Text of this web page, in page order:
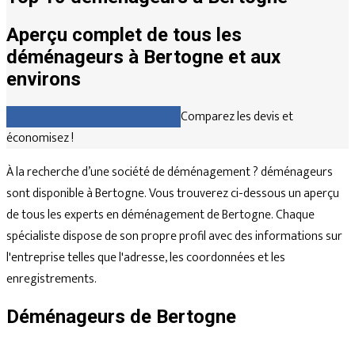
Aperçu complet de tous les
déménageurs à Bertogne et aux
environs
Comparez les devis et
économisez !
À la recherche d’une société de déménagement ? déménageurs
sont disponible à Bertogne. Vous trouverez ci-dessous un aperçu
de tous les experts en déménagement de Bertogne. Chaque
spécialiste dispose de son propre profil avec des informations sur
l'entreprise telles que l'adresse, les coordonnées et les
enregistrements.
Déménageurs de Bertogne